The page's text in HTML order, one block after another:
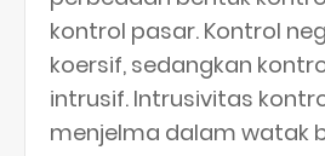
kontrol pasar. Kontrol
koersif, sedangkan
intrusif. Intrusivitas
menjelma dalam watak